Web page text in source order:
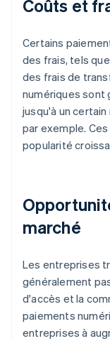
Coûts et
Certains
des frais, tels
des frais de
numériques sont
jusqu'à un
par exemple.
popularité
marché
Les entreprises
généralement
d'accès et la
paiements
entreprises à